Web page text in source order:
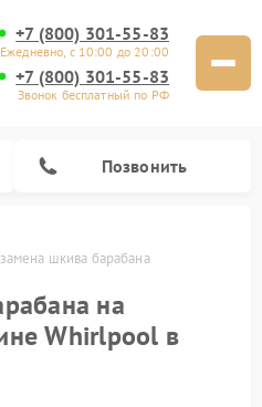
+7 (800) 301-55-83
Ежедневно, с 10:00 до 20:00
+7 (800) 301-55-83
Звонок бесплатный по РФ
Позвонить
шкива барабана
на
Whirlpool в